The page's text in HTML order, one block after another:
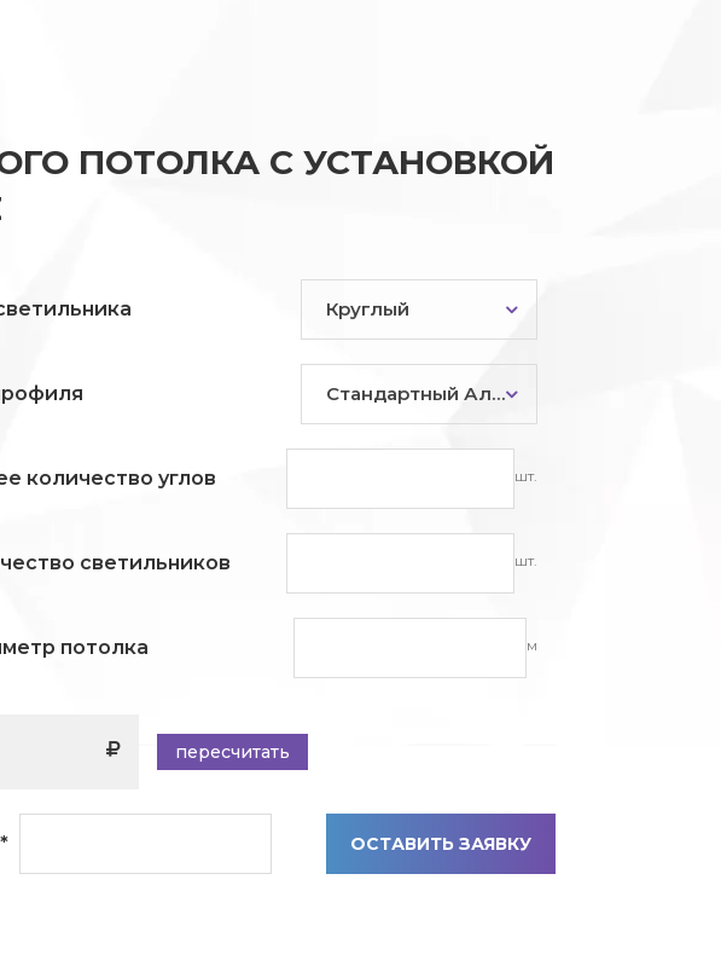
ПОТОЛКА С УСТАНОВКОЙ
Круглый
Стандартный Алюминий
количество углов шт.
светильников шт.
потолка м
пересчитать
* ОСТАВИТЬ ЗАЯВКУ